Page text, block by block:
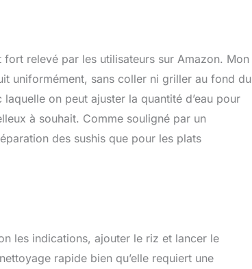
relevé par les utilisateurs sur Amazon. Mon
uniformément, sans coller ni griller au fond du
on peut ajuster la quantité d’eau pour
à souhait. Comme souligné par un
des sushis que pour les plats
les indications, ajouter le riz et lancer le
rapide bien qu’elle requiert une